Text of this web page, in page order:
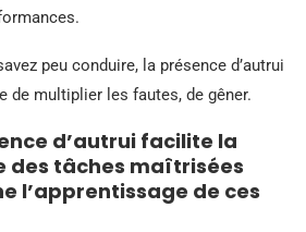
peu conduire, la présence d’autrui
de multiplier les fautes, de gêner.
d’autrui facilite la
des tâches maîtrisées
l’apprentissage de ces